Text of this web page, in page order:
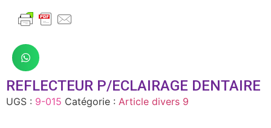
REFLECTEUR P/ECLAIRAGE DENTAIRE
UGS : 9-015 Catégorie : Article divers 9